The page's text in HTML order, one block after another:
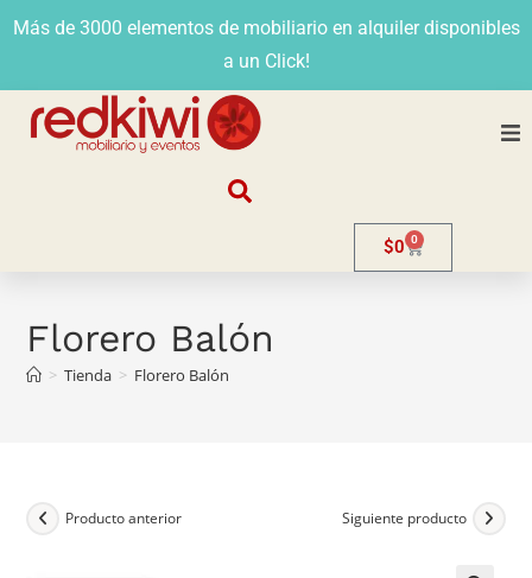
Más de 3000 elementos de mobiliario en alquiler disponibles
a un Click!
Contacto
$0 0
Florero Balón
> Tienda > Florero Balón
Producto anterior Siguiente producto